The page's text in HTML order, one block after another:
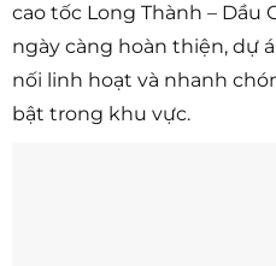
cao tốc Long Thành – Dầu
ngày càng hoàn thiện, dự
nối linh hoạt và nhanh
bật trong khu vực.